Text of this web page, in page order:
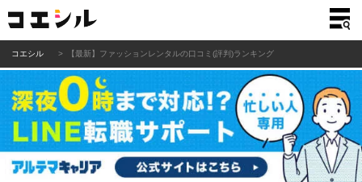
コエシル 【最新】ファッションレンタルの口コミ(評判)ランキング